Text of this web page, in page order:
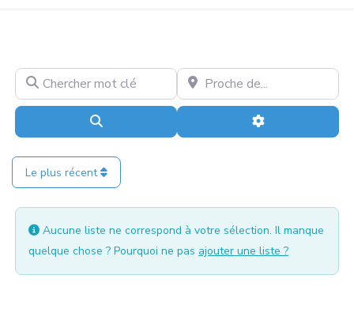
Chercher mot clé Proche de...
Recherche Advanced
Le plus récent
Aucune liste ne correspond à votre sélection. Il manque
quelque chose ? Pourquoi ne pas ajouter une liste ?